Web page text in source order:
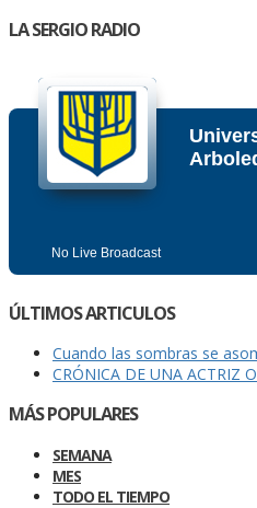
LA SERGIO RADIO
ÚLTIMOS ARTICULOS
Cuando las sombras se
CRÓNICA DE UNA ACTRIZ
MÁS POPULARES
SEMANA
MES
TODO EL TIEMPO